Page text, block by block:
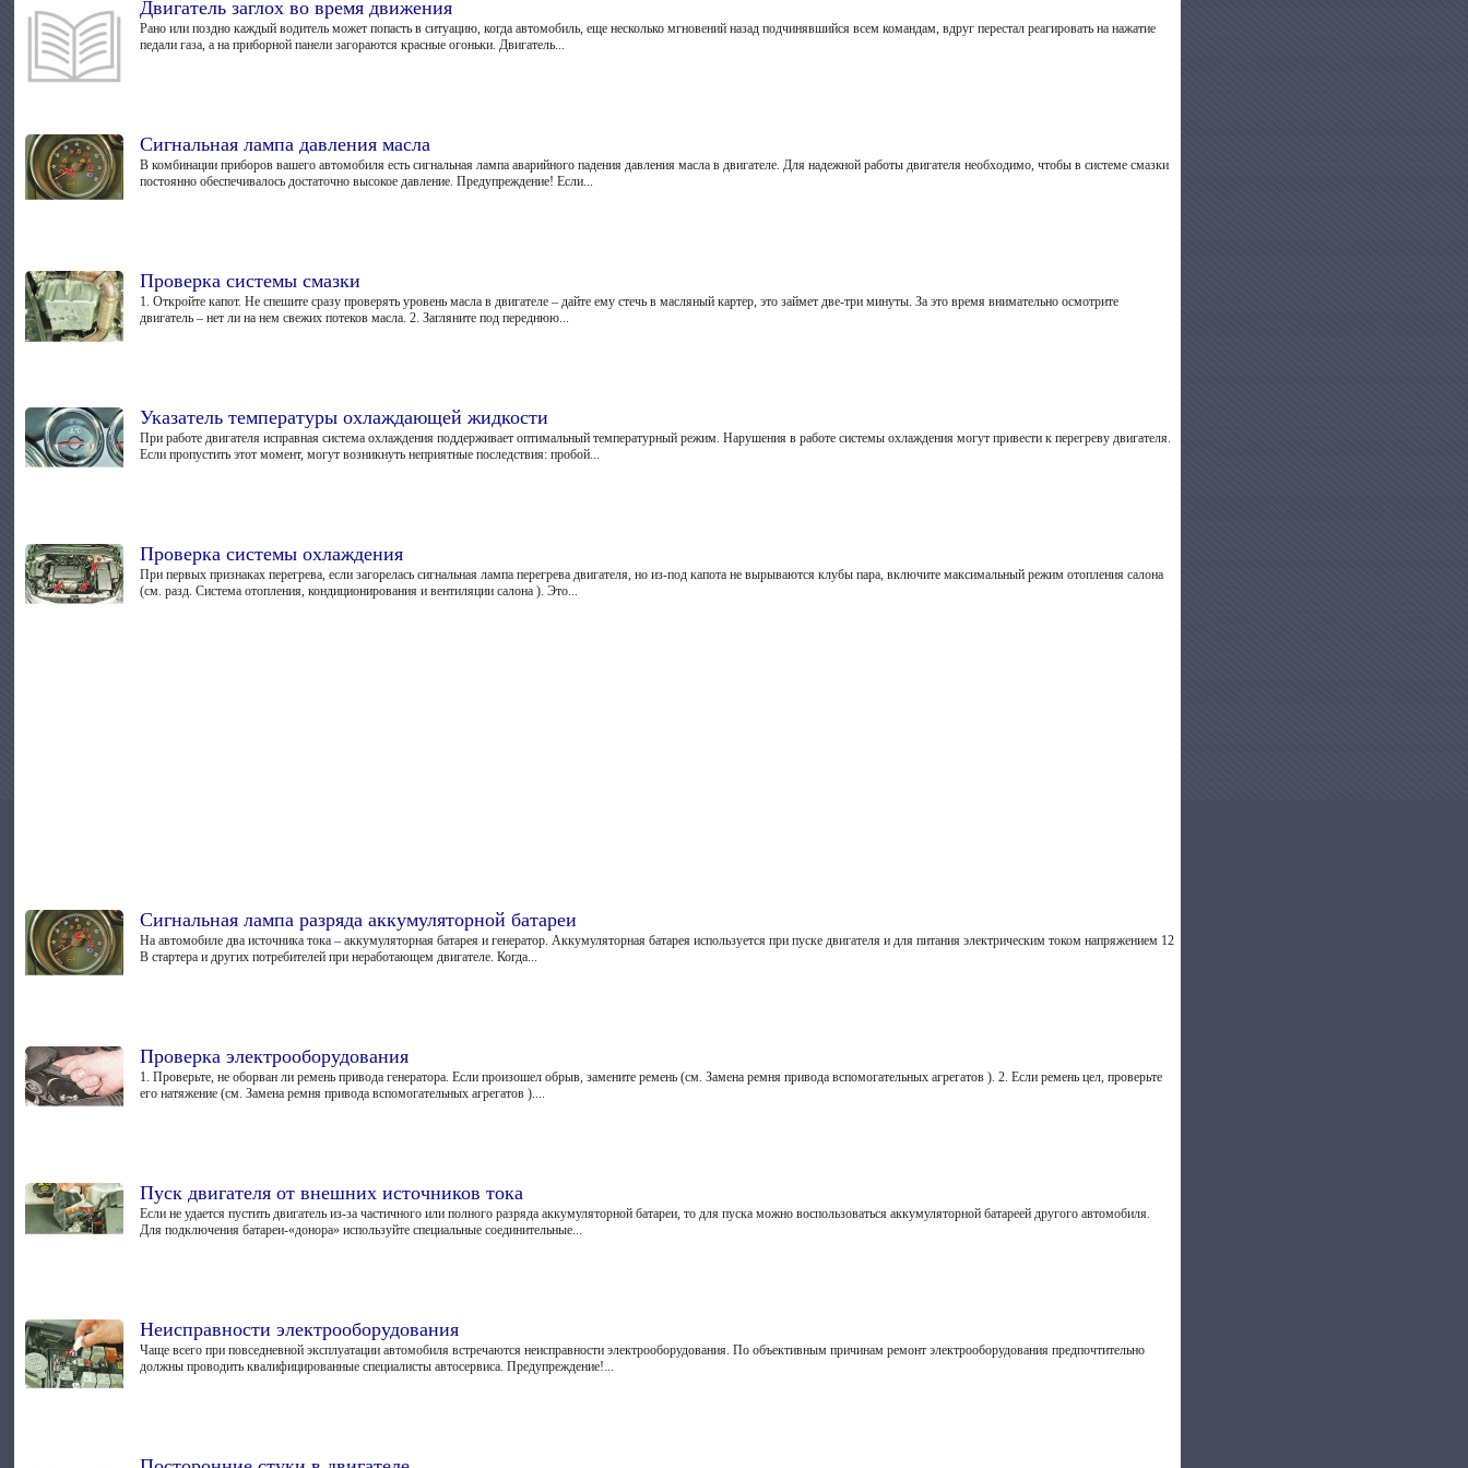
Двигатель заглох во время движения
Рано или поздно каждый водитель может попасть в ситуацию, когда автомобиль, еще несколько мгновений назад подчинявшийся всем командам, вдруг перестал реагировать на нажатие
педали газа, а на приборной панели загораются красные огоньки. Двигатель...
Сигнальная лампа давления масла
В комбинации приборов вашего автомобиля есть сигнальная лампа аварийного падения давления масла в двигателе. Для надежной работы двигателя необходимо, чтобы в системе смазки
постоянно обеспечивалось достаточно высокое давление. Предупреждение! Если...
Проверка системы смазки
1. Откройте капот. Не спешите сразу проверять уровень масла в двигателе – дайте ему стечь в масляный картер, это займет две-три минуты. За это время внимательно осмотрите
двигатель – нет ли на нем свежих потеков масла. 2. Загляните под переднюю...
Указатель температуры охлаждающей жидкости
При работе двигателя исправная система охлаждения поддерживает оптимальный температурный режим. Нарушения в работе системы охлаждения могут привести к перегреву двигателя.
Если пропустить этот момент, могут возникнуть неприятные последствия: пробой...
Проверка системы охлаждения
При первых признаках перегрева, если загорелась сигнальная лампа перегрева двигателя, но из-под капота не вырываются клубы пара, включите максимальный режим отопления салона
(см. разд. Система отопления, кондиционирования и вентиляции салона ). Это...
Сигнальная лампа разряда аккумуляторной батареи
На автомобиле два источника тока – аккумуляторная батарея и генератор. Аккумуляторная батарея используется при пуске двигателя и для питания электрическим током напряжением 12
В стартера и других потребителей при неработающем двигателе. Когда...
Проверка электрооборудования
1. Проверьте, не оборван ли ремень привода генератора. Если произошел обрыв, замените ремень (см. Замена ремня привода вспомогательных агрегатов ). 2. Если ремень цел, проверьте
его натяжение (см. Замена ремня привода вспомогательных агрегатов )....
Пуск двигателя от внешних источников тока
Если не удается пустить двигатель из-за частичного или полного разряда аккумуляторной батареи, то для пуска можно воспользоваться аккумуляторной батареей другого автомобиля.
Для подключения батареи-«донора» используйте специальные соединительные...
Неисправности электрооборудования
Чаще всего при повседневной эксплуатации автомобиля встречаются неисправности электрооборудования. По объективным причинам ремонт электрооборудования предпочтительно
должны проводить квалифицированные специалисты автосервиса. Предупреждение!...